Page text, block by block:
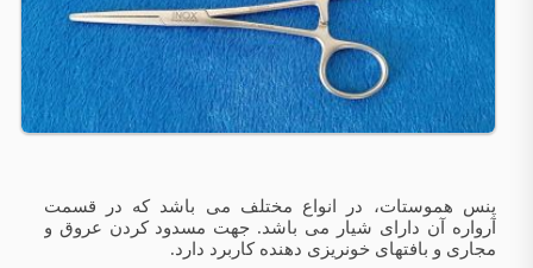
پنس هموستات، در انواع مختلف می باشد که در قسمت
آرواره آن دارای شیار می باشد. جهت مسدود کردن عروق و
مجاری و بافتهای خونریزی دهنده کاربرد دارد.